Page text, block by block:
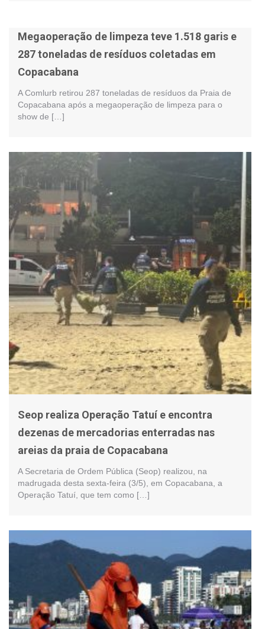
Megaoperação de limpeza teve 1.518 garis e
287 toneladas de resíduos coletadas em
Copacabana
A Comlurb retirou 287 toneladas de resíduos da Praia de
Copacabana após a megaoperação de limpeza para o
show de […]
Seop realiza Operação Tatuí e encontra
dezenas de mercadorias enterradas nas
areias da praia de Copacabana
A Secretaria de Ordem Pública (Seop) realizou, na
madrugada desta sexta-feira (3/5), em Copacabana, a
Operação Tatuí, que tem como […]